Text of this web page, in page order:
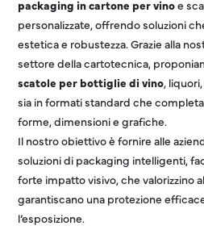
packaging in cartone per vinoe
personalizzate, offrendo soluzioni
estetica e robustezza. Grazie alla
settore della cartotecnica,
scatole per bottiglie di vino,
sia in formati standard che
forme, dimensioni e grafiche.
Il nostro obiettivo è fornire alle
soluzioni di packaging intelligenti,
forte impatto visivo, che valorizzino
garantiscano una protezione
l’esposizione.